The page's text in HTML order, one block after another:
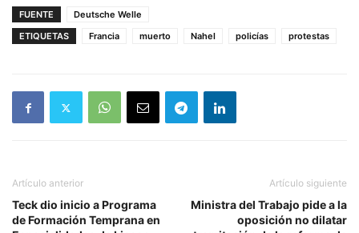
FUENTE
Deutsche Welle
ETIQUETAS
Francia muerto Nahel policías protestas
Artículo anterior
Teck dio inicio a Programa
de Formación Temprana en
Artículo siguiente
Ministra del Trabajo pide a la
oposición no dilatar